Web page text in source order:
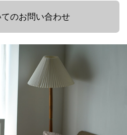
のお問い合わせ